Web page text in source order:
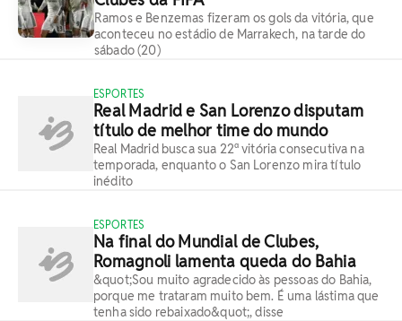
Ramos e Benzemas fizeram os gols da vitória, que
aconteceu no estádio de Marrakech, na tarde do
sábado (20)
ESPORTES
Real Madrid e San Lorenzo disputam
título de melhor time do mundo
Real Madrid busca sua 22ª vitória consecutiva na
temporada, enquanto o San Lorenzo mira título
inédito
ESPORTES
Na final do Mundial de Clubes,
Romagnoli lamenta queda do Bahia
&quot;Sou muito agradecido às pessoas do Bahia,
porque me trataram muito bem. É uma lástima que
tenha sido rebaixado&quot;, disse